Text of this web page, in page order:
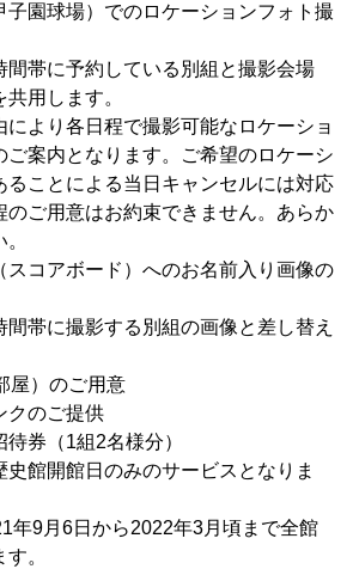
子園球場）でのロケーションフォト撮
帯に予約している別組と撮影会場
共用します。
より各日程で撮影可能なロケーショ
ご案内となります。ご希望のロケーシ
ることによる当日キャンセルには対応
のご用意はお約束できません。あらか
スコアボード）へのお名前入り画像の
帯に撮影する別組の画像と差し替え
屋）のご用意
クのご提供
待券（1組2名様分）
館開館日のみのサービスとなりま
年9月6日から2022年3月頃まで全館
。